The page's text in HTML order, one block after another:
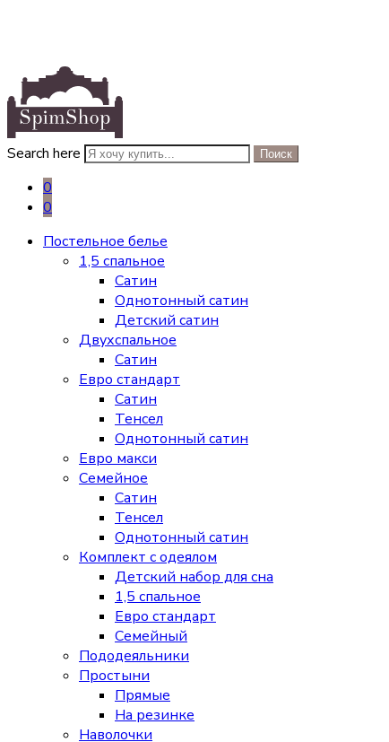
Search here Поиск
0
0
Постельное белье
1,5 спальное
Сатин
Однотонный сатин
Детский сатин
Двухспальное
Сатин
Евро стандарт
Сатин
Тенсел
Однотонный сатин
Евро макси
Семейное
Сатин
Тенсел
Однотонный сатин
Комплект с одеялом
Детский набор для сна
1,5 спальное
Евро стандарт
Семейный
Пододеяльники
Простыни
Прямые
На резинке
Наволочки